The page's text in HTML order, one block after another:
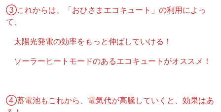
③これからは、「おひさまエコキュート」の利用によっ
て、
太陽光発電の効率をもっと伸ばしていける！
ソーラーヒートモードのあるエコキュートがオススメ！
④蓄電池もこれから、電気代が高騰していくと、効果はあ